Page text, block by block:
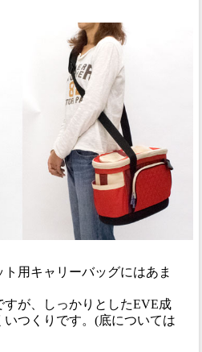
用キャリーバッグにはあま
すが、しっかりとしたEVE成
つくりです。(底については